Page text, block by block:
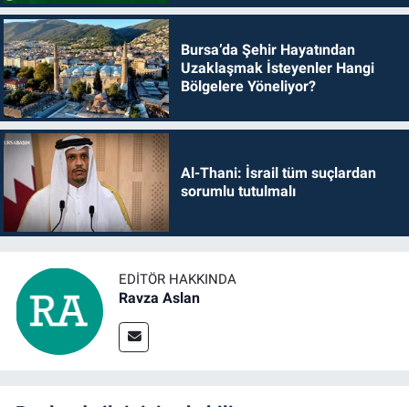
Bursa’da Şehir Hayatından
Uzaklaşmak İsteyenler Hangi
Bölgelere Yöneliyor?
Al-Thani: İsrail tüm suçlardan
sorumlu tutulmalı
EDITÖR HAKKINDA
Ravza Aslan